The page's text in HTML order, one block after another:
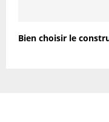
Bien choisir le